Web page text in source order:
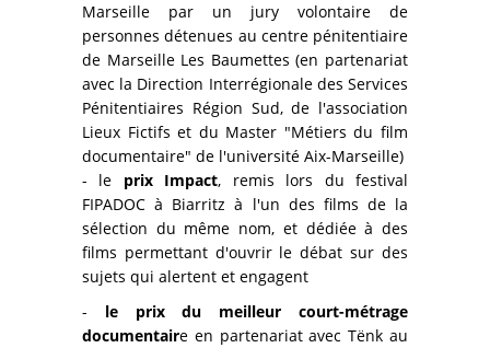
Marseille par un jury volontaire de
personnes détenues au centre pénitentiaire
de Marseille Les Baumettes (en partenariat
avec la Direction Interrégionale des Services
Pénitentiaires Région Sud, de l'association
Lieux Fictifs et du Master "Métiers du film
documentaire" de l'université Aix-Marseille)
- le prix Impact, remis lors du festival
FIPADOC à Biarritz à l'un des films de la
sélection du même nom, et dédiée à des
films permettant d'ouvrir le débat sur des
sujets qui alertent et engagent
- le prix du meilleur court-métrage
documentaire en partenariat avec Tënk au